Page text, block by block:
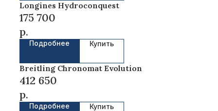
Longines Hydroconquest
175 700
р.
Подробнее Купить
Breitling Chronomat Evolution
412 650
р.
Подробнее Купить